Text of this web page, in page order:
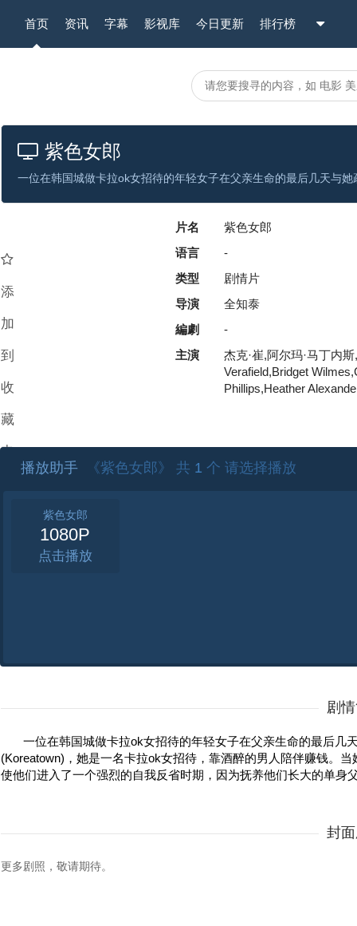
首页 资讯 字幕 影视库 今日更新 排行榜
紫色女郎
添
加
到
收
藏
夹
片名
紫色女郎
语言
-
类型
剧情片
导演
全知泰
編劇
-
主演
杰克·崔,阿尔玛·马丁内
Verafield,Bridget
Phillips,Heather
播放助手 《紫色女郎》 共 1 个 请选择播放
紫色女郎
1080P
点击
剧
一位在韩国城做卡拉ok女招待的年轻女子在父亲生命的最后几
(Koreatown)，她是一名卡拉ok女招待，靠酒醉的男人陪伴赚钱。
使他们进入了一个强烈的自我反省时期，因为抚养他们长大的单身
封
更多剧照，敬请期待。